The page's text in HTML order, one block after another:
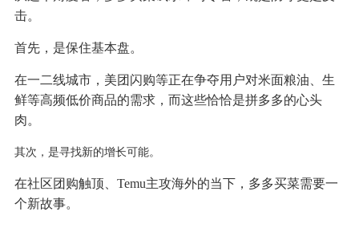
击。
首先，是保住基本盘。
在一二线城市，美团闪购等正在争夺用户对米面粮油、生
鲜等高频低价商品的需求，而这些恰恰是拼多多的心头
肉。
其次，是寻找新的增长可能。
在社区团购触顶、Temu主攻海外的当下，多多买菜需要一
个新故事。